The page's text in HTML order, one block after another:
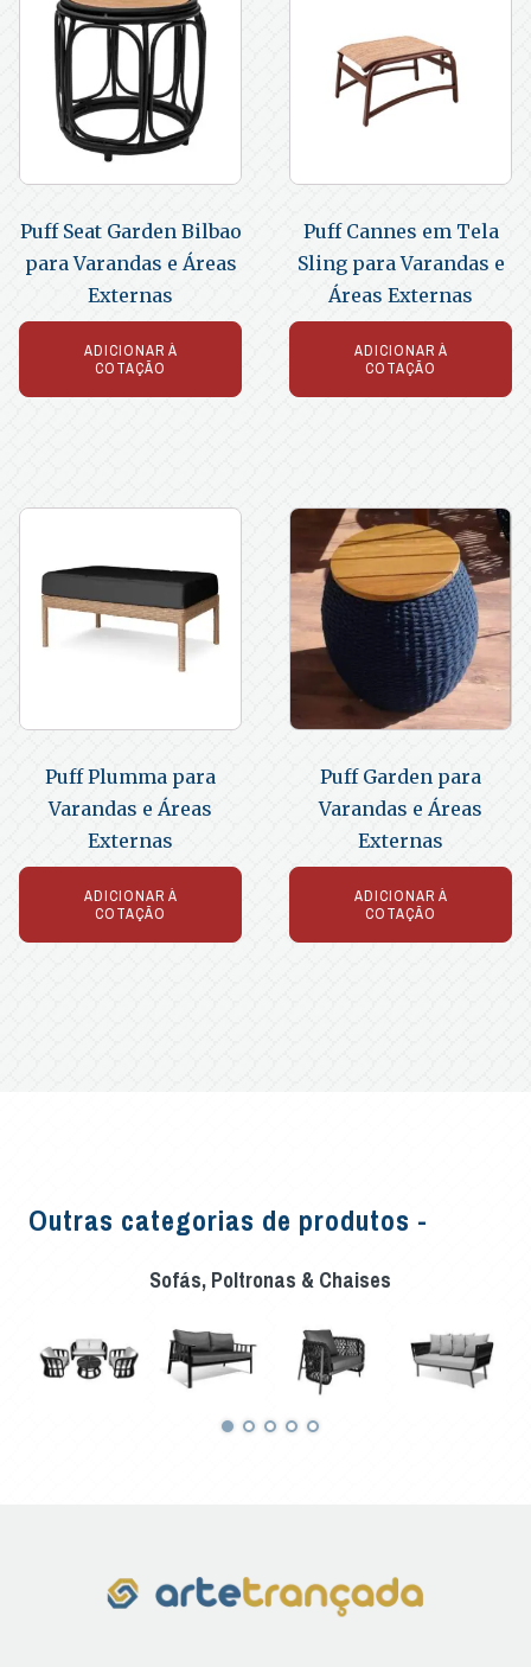
Puff Seat Garden Bilbao
para Varandas e Áreas
Externas
ADICIONAR À
COTAÇÃO
Puff Cannes em Tela
Sling para Varandas e
Áreas Externas
ADICIONAR À
COTAÇÃO
Puff Plumma para
Varandas e Áreas
Externas
ADICIONAR À
COTAÇÃO
Puff Garden para
Varandas e Áreas
Externas
ADICIONAR À
COTAÇÃO
Outras categorias de produtos -
Sofás, Poltronas & Chaises